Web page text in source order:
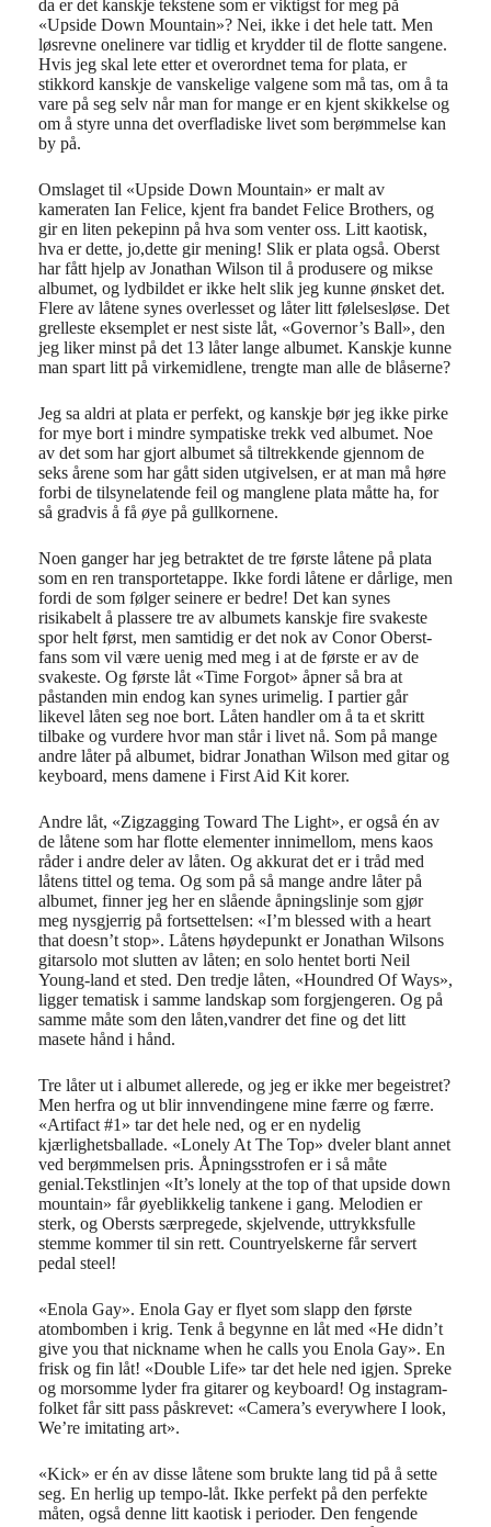
da er det kanskje tekstene som er viktigst for meg på
«Upside Down Mountain»? Nei, ikke i det hele tatt. Men
løsrevne onelinere var tidlig et krydder til de flotte sangene.
Hvis jeg skal lete etter et overordnet tema for plata, er
stikkord kanskje de vanskelige valgene som må tas, om å ta
vare på seg selv når man for mange er en kjent skikkelse og
om å styre unna det overfladiske livet som berømmelse kan
by på.
Omslaget til «Upside Down Mountain» er malt av
kameraten Ian Felice, kjent fra bandet Felice Brothers, og
gir en liten pekepinn på hva som venter oss. Litt kaotisk,
hva er dette, jo,dette gir mening! Slik er plata også. Oberst
har fått hjelp av Jonathan Wilson til å produsere og mikse
albumet, og lydbildet er ikke helt slik jeg kunne ønsket det.
Flere av låtene synes overlesset og låter litt følelsesløse. Det
grelleste eksemplet er nest siste låt, «Governor’s Ball», den
jeg liker minst på det 13 låter lange albumet. Kanskje kunne
man spart litt på virkemidlene, trengte man alle de blåserne?
Jeg sa aldri at plata er perfekt, og kanskje bør jeg ikke pirke
for mye bort i mindre sympatiske trekk ved albumet. Noe
av det som har gjort albumet så tiltrekkende gjennom de
seks årene som har gått siden utgivelsen, er at man må høre
forbi de tilsynelatende feil og manglene plata måtte ha, for
så gradvis å få øye på gullkornene.
Noen ganger har jeg betraktet de tre første låtene på plata
som en ren transportetappe. Ikke fordi låtene er dårlige, men
fordi de som følger seinere er bedre! Det kan synes
risikabelt å plassere tre av albumets kanskje fire svakeste
spor helt først, men samtidig er det nok av Conor Oberst-
fans som vil være uenig med meg i at de første er av de
svakeste. Og første låt «Time Forgot» åpner så bra at
påstanden min endog kan synes urimelig. I partier går
likevel låten seg noe bort. Låten handler om å ta et skritt
tilbake og vurdere hvor man står i livet nå. Som på mange
andre låter på albumet, bidrar Jonathan Wilson med gitar og
keyboard, mens damene i First Aid Kit korer.
Andre låt, «Zigzagging Toward The Light», er også én av
de låtene som har flotte elementer innimellom, mens kaos
råder i andre deler av låten. Og akkurat det er i tråd med
låtens tittel og tema. Og som på så mange andre låter på
albumet, finner jeg her en slående åpningslinje som gjør
meg nysgjerrig på fortsettelsen: «I’m blessed with a heart
that doesn’t stop». Låtens høydepunkt er Jonathan Wilsons
gitarsolo mot slutten av låten; en solo hentet borti Neil
Young-land et sted. Den tredje låten, «Houndred Of Ways»,
ligger tematisk i samme landskap som forgjengeren. Og på
samme måte som den låten,vandrer det fine og det litt
masete hånd i hånd.
Tre låter ut i albumet allerede, og jeg er ikke mer begeistret?
Men herfra og ut blir innvendingene mine færre og færre.
«Artifact #1» tar det hele ned, og er en nydelig
kjærlighetsballade. «Lonely At The Top» dveler blant annet
ved berømmelsen pris. Åpningsstrofen er i så måte
genial.Tekstlinjen «It’s lonely at the top of that upside down
mountain» får øyeblikkelig tankene i gang. Melodien er
sterk, og Obersts særpregede, skjelvende, uttrykksfulle
stemme kommer til sin rett. Countryelskerne får servert
pedal steel!
«Enola Gay». Enola Gay er flyet som slapp den første
atombomben i krig. Tenk å begynne en låt med «He didn’t
give you that nickname when he calls you Enola Gay». En
frisk og fin låt! «Double Life» tar det hele ned igjen. Spreke
og morsomme lyder fra gitarer og keyboard! Og instagram-
folket får sitt pass påskrevet: «Camera’s everywhere I look,
We’re imitating art».
«Kick» er én av disse låtene som brukte lang tid på å sette
seg. En herlig up tempo-låt. Ikke perfekt på den perfekte
måten, også denne litt kaotisk i perioder. Den fengende